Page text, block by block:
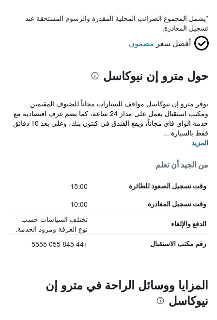
*يشمل المجموع الضرائب المحلية المقدرة والرسوم المستحقة عند
تسجيل المغادرة.
أفضل سعر مضمون
حول مترو إن نيوكاسل
يوفر مترو إن نيوكاسل مواقف للسيارات مجاناً للضيوف المقيمين
ومكتب استقبال يعمل على مدار 24 ساعة، كما يضم غرف اقتصادية مع
خدمة الواي فاي مجاناً، ويقع الفندق في كنتون بنك، وعلى بعد 10 دقائق
فقط بالسيارة ...
المزيد
من الجيد أن تعلم
وقت تسجيل الصعود للطائرة 15:00
وقت تسجيل المغادرة 10:00
الدفع والإلغاء
تختلف السياسات حسب
نوع الغرفة ومزود الخدمة.
رقم مكتب الاستقبال +44 845 055 5555
المزايا ووسائل الراحة في مترو إن
نيوكاسل